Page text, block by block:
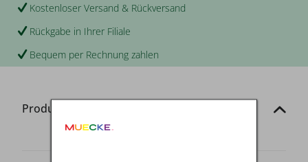
Kostenloser Versand & Rückversand
Rückgabe in Ihrer Filiale
Bequem per Rechnung zahlen
Produktinformationen